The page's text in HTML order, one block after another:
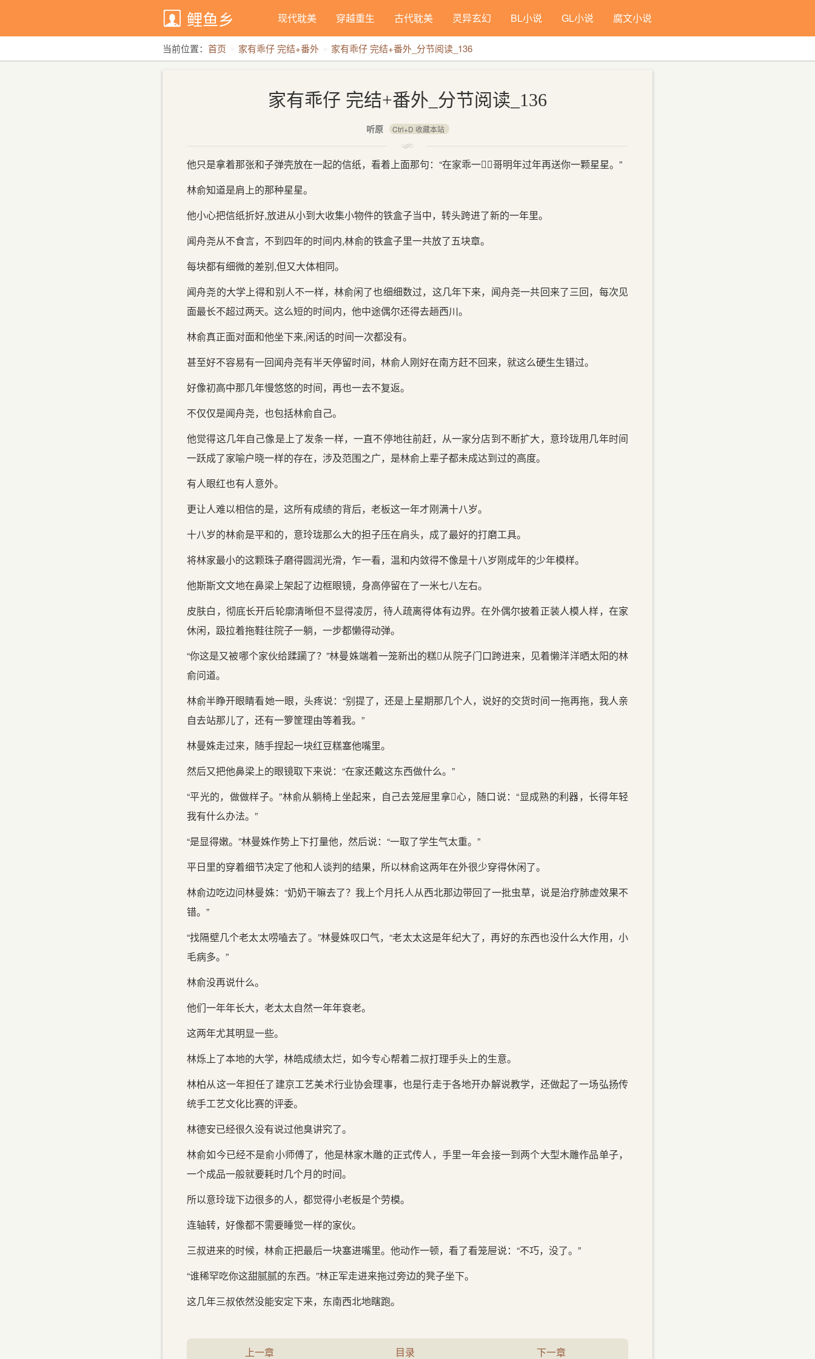
鲤鱼乡 现代耽美 穿越重生 古代耽美 灵异玄幻 BL小说 GL小说 腐文小说
当前位置： 首页 家有乖仔 完结+番外
家有乖仔 完结+番外_分节阅读_136
家有乖仔 完结+番外_分节阅读_136
听原 Ctrl+D 收藏本站
他只是拿着那张和子弹壳放在一起的信纸，看着上面那句：“在家乖一，哥明年过年再送你一颗星星。”
林俞知道是肩上的那种星星。
他小心把信纸折好,放进从小到大收集小物件的铁盒子当中，转头跨进了新的一年里。
闻舟尧从不食言，不到四年的时间内,林俞的铁盒子里一共放了五块章。
每块都有细微的差别,但又大体相同。
闻舟尧的大学上得和别人不一样，林俞闲了也细细数过，这几年下来，闻舟尧一共回来了三回，每次见
面最长不超过两天。这么短的时间内，他中途偶尔还得去趟西川。
林俞真正面对面和他坐下来,闲话的时间一次都没有。
甚至好不容易有一回闻舟尧有半天停留时间，林俞人刚好在南方赶不回来，就这么硬生生错过。
好像初高中那几年慢悠悠的时间，再也一去不复返。
不仅仅是闻舟尧，也包括林俞自己。
他觉得这几年自己像是上了发条一样，一直不停地往前赶，从一家分店到不断扩大，意玲珑用几年时间
一跃成了家喻户晓一样的存在，涉及范围之广，是林俞上辈子都未成达到过的高度。
有人眼红也有人意外。
更让人难以相信的是，这所有成绩的背后，老板这一年才刚满十八岁。
十八岁的林俞是平和的，意玲珑那么大的担子压在肩头，成了最好的打磨工具。
将林家最小的这颗珠子磨得圆润光滑，乍一看，温和内敛得不像是十八岁刚成年的少年模样。
他斯斯文文地在鼻梁上架起了边框眼镜，身高停留在了一米七八左右。
皮肤白，彻底长开后轮廓清晰但不显得凌厉，待人疏离得体有边界。在外偶尔披着正装人模人样，在家
休闲，趿拉着拖鞋往院子一躺，一步都懒得动弹。
“你这是又被哪个家伙给蹂躏了？”林曼姝端着一笼新出的糕从院子门口跨进来，见着懒洋洋晒太阳的林
俞问道。
林俞半睁开眼睛看她一眼，头疼说：“别提了，还是上星期那几个人，说好的交货时间一拖再拖，我人亲
自去站那儿了，还有一箩筐理由等着我。”
林曼姝走过来，随手捏起一块红豆糕塞他嘴里。
然后又把他鼻梁上的眼镜取下来说：“在家还戴这东西做什么。”
“平光的，做做样子。”林俞从躺椅上坐起来，自己去笼屉里拿心，随口说：“显成熟的利器，长得年轻
我有什么办法。”
“是显得嫩。”林曼姝作势上下打量他，然后说：“一取了学生气太重。”
平日里的穿着细节决定了他和人谈判的结果，所以林俞这两年在外很少穿得休闲了。
林俞边吃边问林曼姝：“奶奶干嘛去了？我上个月托人从西北那边带回了一批虫草，说是治疗肺虚效果不
错。”
“找隔壁几个老太太唠嗑去了。”林曼姝叹口气，“老太太这是年纪大了，再好的东西也没什么大作用，小
毛病多。”
林俞没再说什么。
他们一年年长大，老太太自然一年年衰老。
这两年尤其明显一些。
林烁上了本地的大学，林皓成绩太烂，如今专心帮着二叔打理手头上的生意。
林柏从这一年担任了建京工艺美术行业协会理事，也是行走于各地开办解说教学，还做起了一场弘扬传
统手工艺文化比赛的评委。
林德安已经很久没有说过他臭讲究了。
林俞如今已经不是俞小师傅了，他是林家木雕的正式传人，手里一年会接一到两个大型木雕作品单子，
一个成品一般就要耗时几个月的时间。
所以意玲珑下边很多的人，都觉得小老板是个劳模。
连轴转，好像都不需要睡觉一样的家伙。
三叔进来的时候，林俞正把最后一块塞进嘴里。他动作一顿，看了看笼屉说：“不巧，没了。”
“谁稀罕吃你这甜腻腻的东西。”林正军走进来拖过旁边的凳子坐下。
这几年三叔依然没能安定下来，东南西北地瞎跑。
上一章 目录 下一章